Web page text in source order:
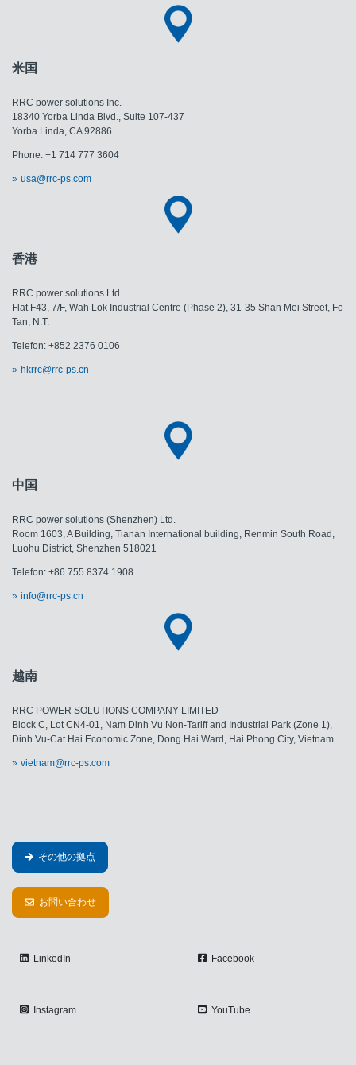
米国
RRC power solutions Inc.
18340 Yorba Linda Blvd., Suite 107-437
​​​​​​​Yorba Linda, CA 92886
Phone: +1 714 777 3604
usa@rrc-ps.com
香港
RRC power solutions Ltd.
Flat F43, 7/F, Wah Lok Industrial Centre (Phase 2), 31-35 Shan Mei Street, Fo
Tan, N.T.
Telefon: +852 2376 0106
hkrrc@rrc-ps.cn
中国
RRC power solutions (Shenzhen) Ltd.
Room 1603, A Building, Tianan International building, Renmin South Road,
Luohu District, Shenzhen 518021
Telefon: +86 755 8374 1908
info@rrc-ps.cn
越南
RRC POWER SOLUTIONS COMPANY LIMITED
Block C, Lot CN4-01, Nam Dinh Vu Non-Tariff and Industrial Park (Zone 1),
Dinh Vu-Cat Hai Economic Zone, Dong Hai Ward, Hai Phong City, Vietnam
vietnam@rrc-ps.com
その他の拠点
お問い合わせ
LinkedIn Facebook
Instagram YouTube